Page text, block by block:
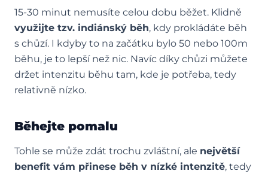
15-30 minut nemusíte celou dobu běžet. Klidně
využijte tzv. indiánský běh, kdy prokládáte běh
s chůzí. I kdyby to na začátku bylo 50 nebo 100m
běhu, je to lepší než nic. Navíc díky chůzi můžete
držet intenzitu běhu tam, kde je potřeba, tedy
relativně nízko.
Běhejte pomalu
Tohle se může zdát trochu zvláštní, ale největší
benefit vám přinese běh v nízké intenzitě, tedy